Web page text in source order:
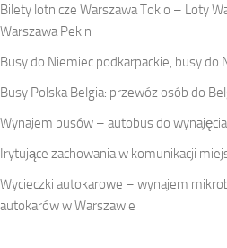
Bilety lotnicze Warszawa Tokio – Loty
Warszawa Pekin
Busy do Niemiec podkarpackie, busy
Busy Polska Belgia: przewóz osób do
Wynajem busów – autobus do
Irytujące zachowania w komunikacji
Wycieczki autokarowe – wynajem
autokarów w Warszawie